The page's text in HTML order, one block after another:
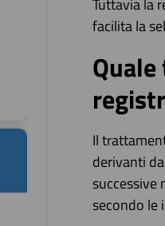
Tuttavia la
facilita la
Il
derivanti
successive
secondo le